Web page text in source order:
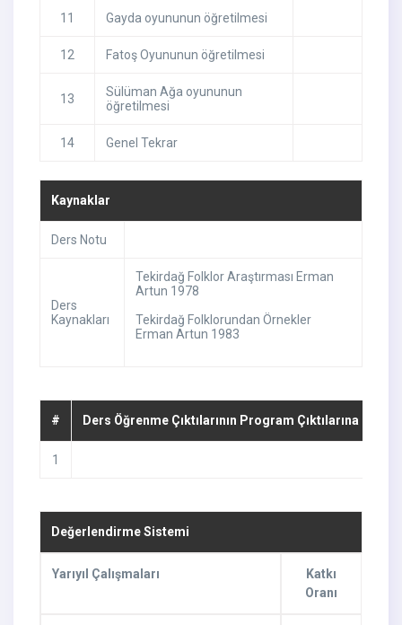
11 Gayda oyununun öğretilmesi
12 Fatoş Oyununun öğretilmesi
13
Sülüman Ağa oyununun
öğretilmesi
14 Genel Tekrar
Kaynaklar
Ders Notu
Ders
Kaynakları
Tekirdağ Folklor Araştırması Erman
Artun 1978
Tekirdağ Folklorundan Örnekler
Erman Artun 1983
# Ders Öğrenme Çıktılarının Program Çıktılarına Katkısı
1
Değerlendirme Sistemi
Yarıyıl Çalışmaları
Katkı
Oranı